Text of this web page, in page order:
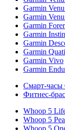
Garmin
Garmin
Garmin
Garmin
Garmin
Garmin
Garmin Vivo
Garmin
Смарт-часы
Фитнес-
Whoop 5
Whoop 5
Whoop 5